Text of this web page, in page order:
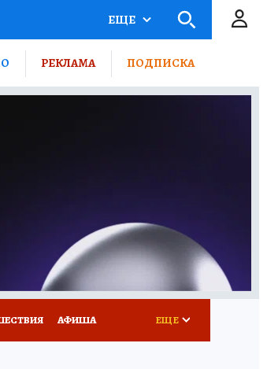
ЕЩЕ
РЕКЛАМА ПОДПИСКА
АФИША ЕЩЕ